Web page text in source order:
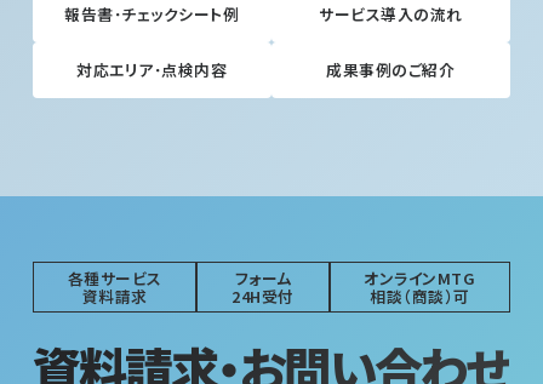
報告書･チェックシート例 サービス導入の流れ
対応エリア･点検内容 成果事例のご紹介
各種サービス
資料請求
フォーム
24H受付
オンラインMTG
相談（商談）可
資料請求・お問い合わせ